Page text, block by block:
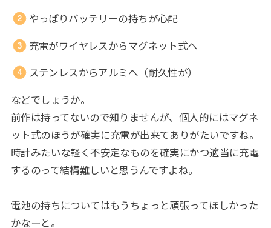
やっぱりバッテリーの持ちが心配
充電がワイヤレスからマグネット式へ
ステンレスからアルミへ（耐久性が）
などでしょうか。
前作は持ってないので知りませんが、個人的にはマグネ
ット式のほうが確実に充電が出来てありがたいですね。
時計みたいな軽く不安定なものを確実にかつ適当に充電
するのって結構難しいと思うんですよね。
電池の持ちについてはもうちょっと頑張ってほしかった
かなーと。